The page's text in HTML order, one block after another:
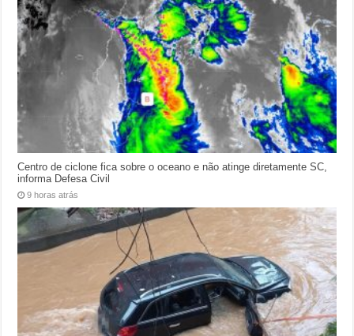
Centro de ciclone fica sobre o oceano e não atinge diretamente SC,
informa Defesa Civil
9 horas atrás